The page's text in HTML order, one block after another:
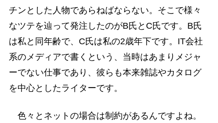
チンとした人物であらねばならない。そこで様々
なツテを辿って発注したのがB氏とC氏です。B氏
は私と同年齢で、C氏は私の2歳年下です。IT会社
系のメディアで書くという、当時はあまりメジャ
ーでない仕事であり、彼らも本来雑誌やカタログ
を中心としたライターです。
色々とネットの場合は制約があるんですよね。